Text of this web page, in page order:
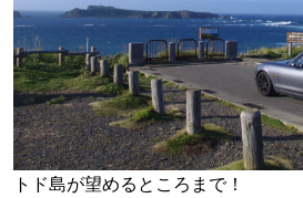
トド島が望めるところまで！